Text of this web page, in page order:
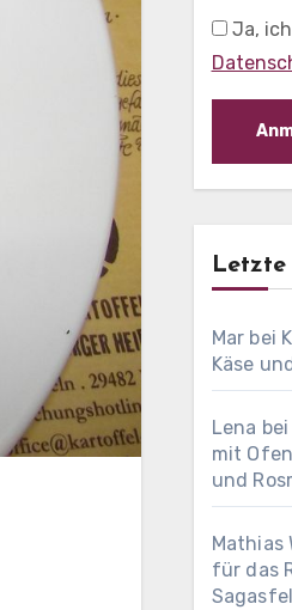
Ja,
Letzte
Mar bei
Käse
Lena bei
mit
und
Mathias
für das